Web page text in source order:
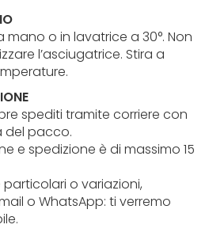
o in lavatrice a 30°. Non
l’asciugatrice. Stira a
spediti tramite corriere con
del pacco.
e spedizione è di massimo 15
o variazioni,
o WhatsApp: ti verremo